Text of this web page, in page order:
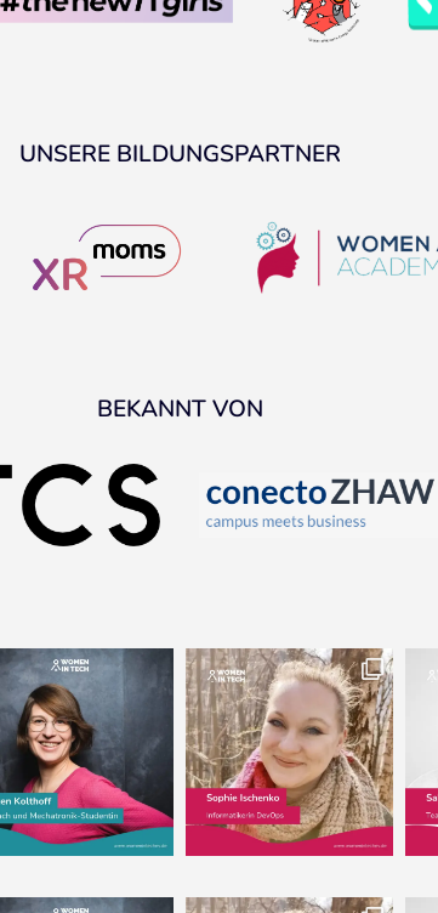
UNSERE BILDUNGSPARTNER
BEKANNT VON